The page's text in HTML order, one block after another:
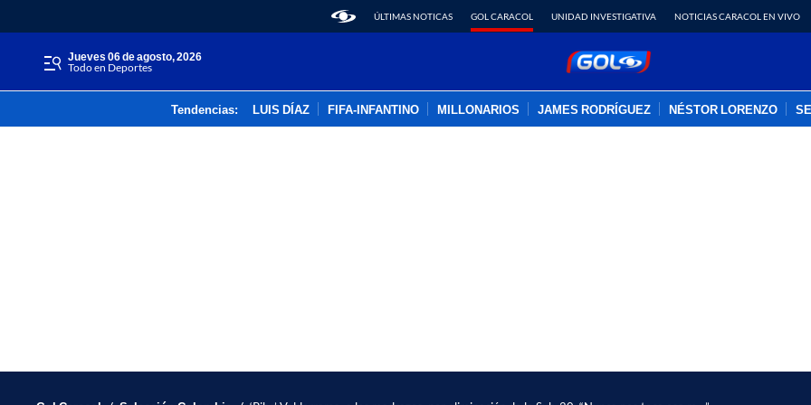
ÚLTIMAS NOTICAS GOL CARACOL UNIDAD INVESTIGATIVA NOTICIAS CARACOL EN VIVO
jueves 06 de agosto, 2026
Todo en Deportes
Tendencias: LUIS DÍAZ FIFA-INFANTINO MILLONARIOS JAMES RODRÍGUEZ NÉSTOR LORENZO